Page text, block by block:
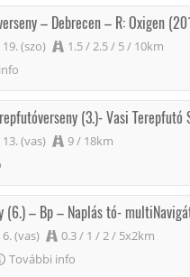
– Debrecen – R: Oxigen
(szo)
1.5 / 2.5 / 5 / 10km
(3.)- Vasi
(vas)
9 / 18km
(6.) – Bp – Naplás tó-
(vas)
0.3 / 1 / 2 / 5x2km
További info